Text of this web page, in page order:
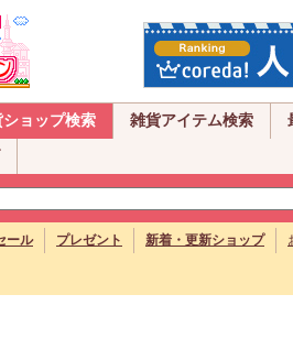
ショップ検索 雑貨アイテム検索
ール プレゼント 新着・更新ショップ